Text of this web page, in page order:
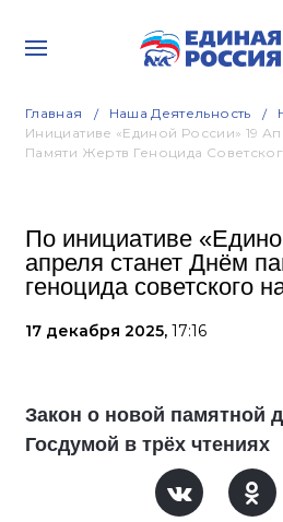
Главная Наша Деятельность
Инициативе «Единой России» 19
Памяти Жертв Геноцида
По инициативе
апреля станет Днём
геноцида советского
17 декабря 2025, 17:16
Закон о новой памятной
Госдумой в трёх чтениях